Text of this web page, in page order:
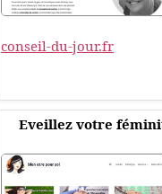
conseil-du-jour.fr
Eveillez votre